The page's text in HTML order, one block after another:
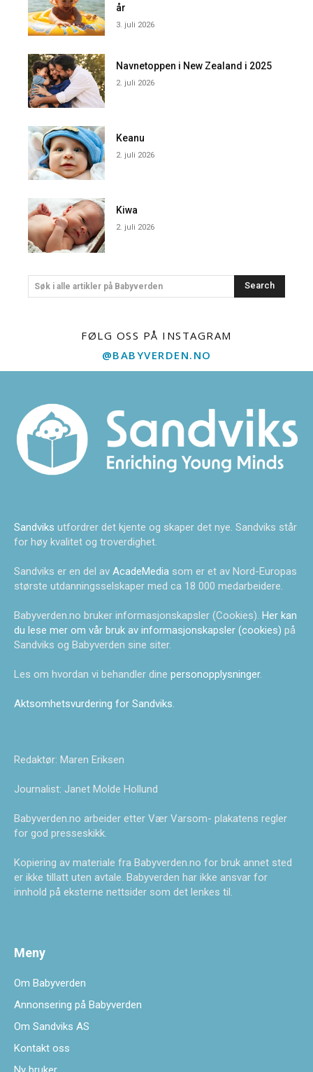
år
3. juli 2026
Navnetoppen i New Zealand i 2025
2. juli 2026
Keanu
2. juli 2026
Kiwa
2. juli 2026
Søk i alle artikler på Babyverden Search
FØLG OSS PÅ INSTAGRAM
@BABYVERDEN.NO
Sandviks utfordrer det kjente og skaper det nye. Sandviks står
for høy kvalitet og troverdighet.
Sandviks er en del av AcadeMedia som er et av Nord-Europas
største utdanningsselskaper med ca 18 000 medarbeidere.
Babyverden.no bruker informasjonskapsler (Cookies). Her kan
du lese mer om vår bruk av informasjonskapsler (cookies) på
Sandviks og Babyverden sine siter.
Les om hvordan vi behandler dine personopplysninger.
Aktsomhetsvurdering for Sandviks.
Redaktør: Maren Eriksen
Journalist: Janet Molde Hollund
Babyverden.no arbeider etter Vær Varsom- plakatens regler
for god presseskikk.
Kopiering av materiale fra Babyverden.no for bruk annet sted
er ikke tillatt uten avtale. Babyverden har ikke ansvar for
innhold på eksterne nettsider som det lenkes til.
Meny
Om Babyverden
Annonsering på Babyverden
Om Sandviks AS
Kontakt oss